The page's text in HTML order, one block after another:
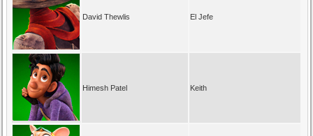
David Thewlis El Jefe
Himesh Patel Keith